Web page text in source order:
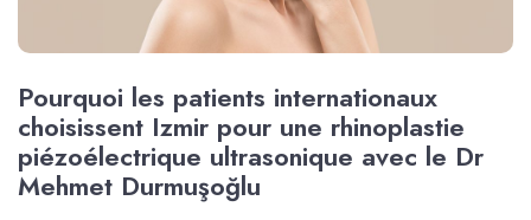
Pourquoi les patients internationaux
choisissent Izmir pour une rhinoplastie
piézoélectrique ultrasonique avec le Dr
Mehmet Durmuşoğlu